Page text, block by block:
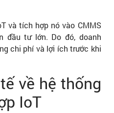
và tích hợp nó vào CMMS
đầu tư lớn. Do đó, doanh
chi phí và lợi ích trước khi
về hệ thống
IoT